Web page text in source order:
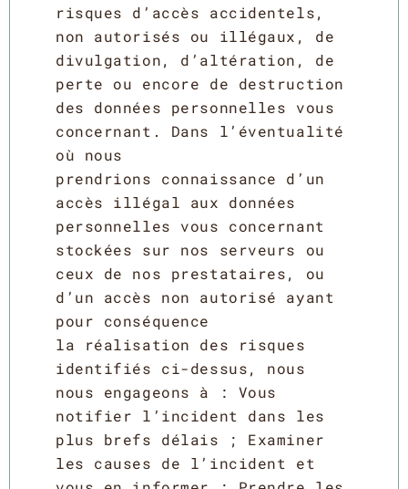
risques d’accès accidentels,
non autorisés ou illégaux, de
divulgation, d’altération, de
perte ou encore de destruction
des données personnelles vous
concernant. Dans l’éventualité
où nous
prendrions connaissance d’un
accès illégal aux données
personnelles vous concernant
stockées sur nos serveurs ou
ceux de nos prestataires, ou
d’un accès non autorisé ayant
pour conséquence
la réalisation des risques
identifiés ci-dessus, nous
nous engageons à : Vous
notifier l’incident dans les
plus brefs délais ; Examiner
les causes de l’incident et